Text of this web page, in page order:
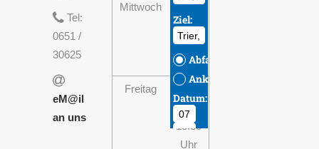
Tel:
0651 /
30625
eM@il
an uns
Mittwoch
08:00
-
13:30
Uhr
Freitag
08:00
-
13:30
Uhr